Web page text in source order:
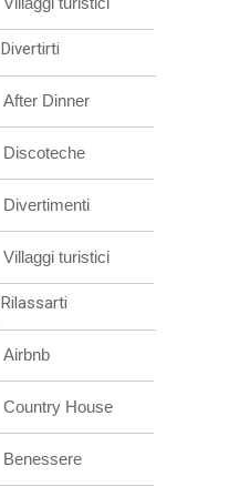
Divertirti
After Dinner
Discoteche
Divertimenti
Villaggi turistici
Rilassarti
Airbnb
Country House
Benessere